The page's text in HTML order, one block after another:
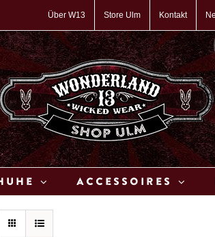
Über W13 Store Ulm Kontakt
Accessoires